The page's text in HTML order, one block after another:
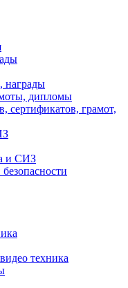
награды
дипломы
сертификатов, грамот,
и СИЗ
техника